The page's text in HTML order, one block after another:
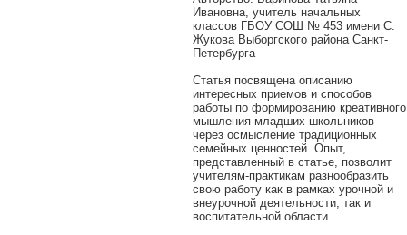
Ивановна, учитель начальных
классов ГБОУ СОШ № 453 имени С.
Жукова Выборгского района Санкт-
Петербурга
Статья посвящена описанию
интересных приемов и способов
работы по формированию креативного
мышления младших школьников
через осмысление традиционных
семейных ценностей. Опыт,
представленный в статье, позволит
учителям-практикам разнообразить
свою работу как в рамках урочной и
внеурочной деятельности, так и
воспитательной области.